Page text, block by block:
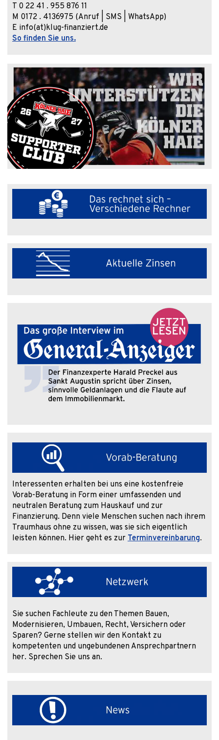
T 0 22 41 . 955 876 11
M 0172 . 4136975 (Anruf | SMS | WhatsApp)
E info(at)klug-finanziert.de
So finden Sie uns.
Interessenten erhalten bei uns eine kostenfreie
Vorab-Beratung in Form einer umfassenden und
neutralen Beratung zum Hauskauf und zur
Finanzierung. Denn viele Menschen suchen nach ihrem
Traumhaus ohne zu wissen, was sie sich eigentlich
leisten können. Hier geht es zur Terminvereinbarung.
Sie suchen Fachleute zu den Themen Bauen,
Modernisieren, Umbauen, Recht, Versichern oder
Sparen? Gerne stellen wir den Kontakt zu
kompetenten und ungebundenen Ansprechpartnern
her. Sprechen Sie uns an.